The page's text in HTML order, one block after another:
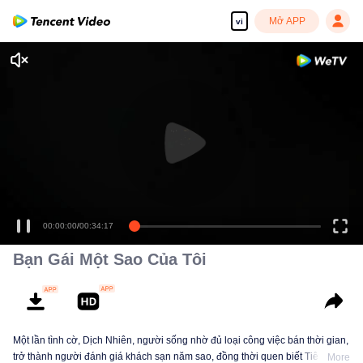
vi Mở APP
00:00:00/00:34:17
Bạn Gái Một Sao Của Tôi
Một lần tình cờ, Dịch Nhiên, người sống nhờ đủ loại công việc bán thời gian,
trở thành người đánh giá khách sạn năm sao, đồng thời quen biết Tiêu Mục
More